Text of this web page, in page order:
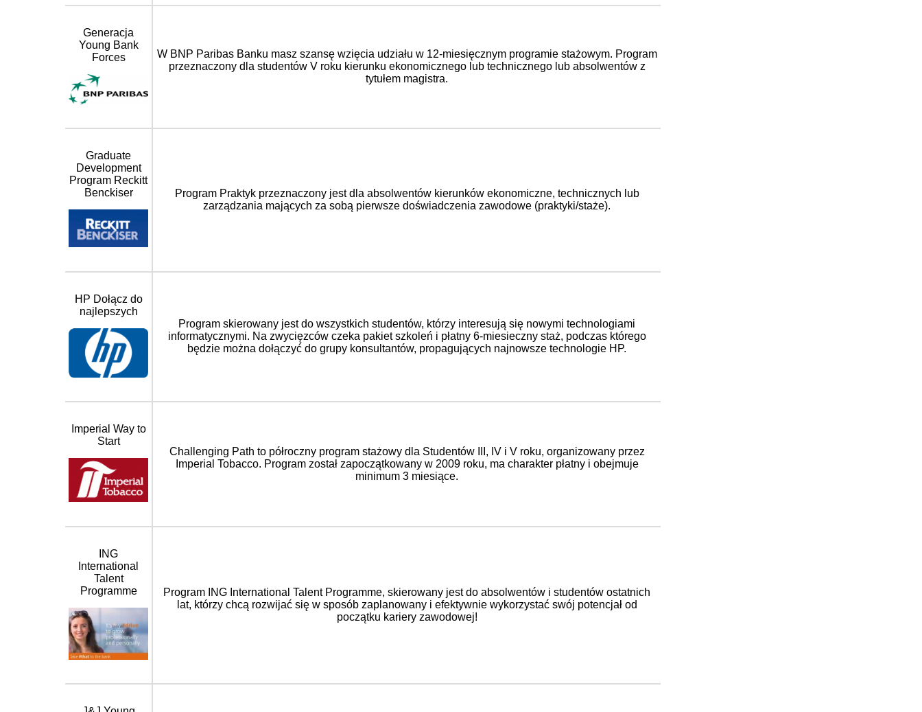
Generacja
Young Bank
Forces
W BNP Paribas Banku masz szansę wzięcia udziału w 12-miesięcznym programie stażowym. Program
przeznaczony dla studentów V roku kierunku ekonomicznego lub technicznego lub absolwentów z
tytułem magistra.
Graduate
Development
Program Reckitt
Benckiser
Program Praktyk przeznaczony jest dla absolwentów kierunków ekonomiczne, technicznych lub
zarządzania mających za sobą pierwsze doświadczenia zawodowe (praktyki/staże).
HP Dołącz do
najlepszych
Program skierowany jest do wszystkich studentów, którzy interesują się nowymi technologiami
informatycznymi. Na zwycięzców czeka pakiet szkoleń i płatny 6-miesieczny staż, podczas którego
będzie można dołączyć do grupy konsultantów, propagujących najnowsze technologie HP.
Imperial Way to
Start
Challenging Path to półroczny program stażowy dla Studentów III, IV i V roku, organizowany przez
Imperial Tobacco. Program został zapoczątkowany w 2009 roku, ma charakter płatny i obejmuje
minimum 3 miesiące.
ING
International
Talent
Programme
Program ING International Talent Programme, skierowany jest do absolwentów i studentów ostatnich
lat, którzy chcą rozwijać się w sposób zaplanowany i efektywnie wykorzystać swój potencjał od
początku kariery zawodowej!